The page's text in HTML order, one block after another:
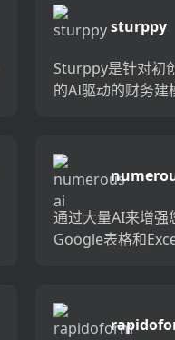
sturppy
Sturppy是针对初
的AI驱动的财务建
现代平台取代了复
财务电子表格，使
以构建以AI为支持
通过大量AI来增强
Google表格和
件。借助内容生成
结和数据提取等高